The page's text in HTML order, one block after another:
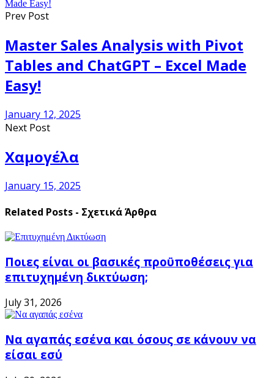
Prev Post
Master Sales Analysis with Pivot
Tables and ChatGPT – Excel Made
Easy!
January 12, 2025
Next Post
Χαμογέλα
January 15, 2025
Related Posts - Σχετικά Άρθρα
Ποιες είναι οι βασικές προϋποθέσεις για
επιτυχημένη δικτύωση;
July 31, 2026
Να αγαπάς εσένα και όσους σε κάνουν να
είσαι εσύ